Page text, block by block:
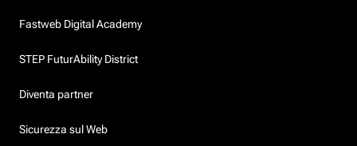
Fastweb Digital Academy
STEP FuturAbility District
Diventa partner
Sicurezza sul Web